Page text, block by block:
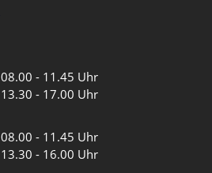
08.00 - 11.45 Uhr
13.30 - 17.00 Uhr
08.00 - 11.45 Uhr
13.30 - 16.00 Uhr